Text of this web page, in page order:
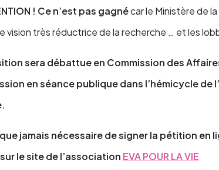
! Ce n’est pas gagnécar le Ministère de
vision très réductrice de la recherche … et les
sera débattue en Commission des
en séance publique dans l’hémicycle de
jamais nécessaire de signer la pétition en
le site de l’association EVA POUR LA VIE